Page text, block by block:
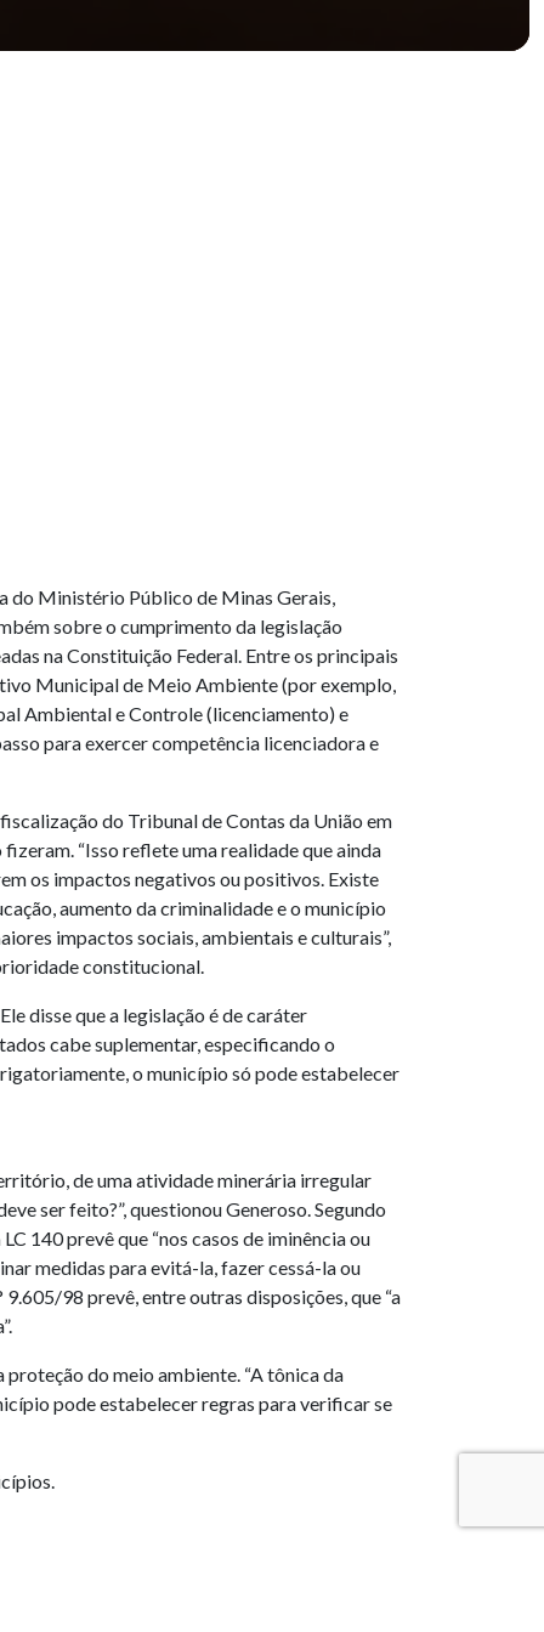
do Ministério Público de Minas Gerais,
sobre o cumprimento da legislação
na Constituição Federal. Entre os principais
Municipal de Meio Ambiente (por exemplo,
Ambiental e Controle (licenciamento) e
para exercer competência licenciadora e
do Tribunal de Contas da União em
“Isso reflete uma realidade que ainda
os impactos negativos ou positivos. Existe
aumento da criminalidade e o município
impactos sociais, ambientais e culturais”,
constitucional.
disse que a legislação é de caráter
cabe suplementar, especificando o
o município só pode estabelecer
de uma atividade minerária irregular
ser feito?”, questionou Generoso. Segundo
140 prevê que “nos casos de iminência ou
medidas para evitá-la, fazer cessá-la ou
98 prevê, entre outras disposições, que “a
do meio ambiente. “A tônica da
pode estabelecer regras para verificar se